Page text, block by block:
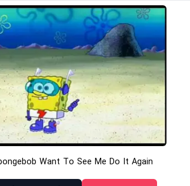
Want To See Me Do It Again